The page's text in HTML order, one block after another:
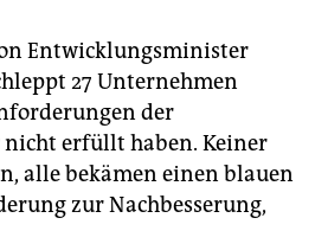
Entwicklungsminister
27 Unternehmen
der
erfüllt haben. Keiner
alle bekämen einen blauen
zur Nachbesserung,